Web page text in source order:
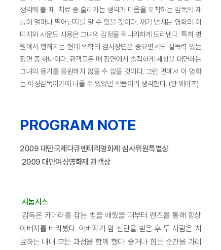
생각해 볼 때, 치료 중 흘러가는 생각과 마음을 포착하는 감독의 재
능이 얼마나 뛰어난지를 알 수 있을 것이다. 재기 넘치는 영화의 이
미지와 사운드 사용은 그녀의 감정을 적나라하게 드러낸다. 특히 병
원에서 행해지는 현대 의학의 검사장면은 중요면서도 설득력 있는
장면 중 하나이다. 관객들은 매 장면에서 솔직하게 세상을 대면하는
그녀의 용기를 응원하지 않을 수 없을 것이다. 그런 면에서 이 영화
는 여성감독이기에 나올 수 있었던 작품이라 생각한다. (왕 웨이츠)
PROGRAM NOTE
2009 대만국제다큐멘터리영화제 심사위원특별상
2009 대만여성영화제 관객상
시놉시스
감독은 카메라를 잡는 법을 배웠을 때부터 렌즈를 통해 항상
아버지를 바라봤다. 아버지가 암 진단을 받은 후 두 사람은 치
료하는 내내 모든 과정을 함께 했다. 좋거나 힘든 순간을 가리